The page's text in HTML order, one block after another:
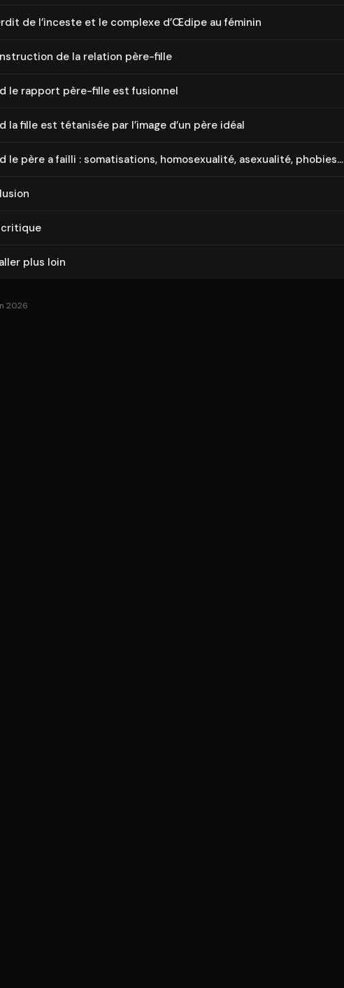
de l’inceste et le complexe d’Œdipe au féminin
de la relation père-fille
le rapport père-fille est fusionnel
la fille est tétanisée par l’image d’un père idéal
le père a failli : so­ma­ti­sa­tions, ho­mo­sexua­li­té, asexualité, phobies…
critique
plus loin
2026